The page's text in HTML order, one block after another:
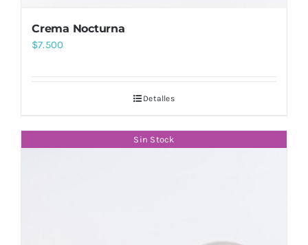
Crema Nocturna
$7.500
Detalles
Sin Stock